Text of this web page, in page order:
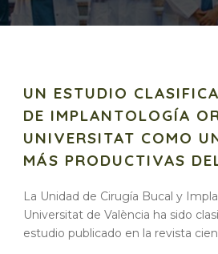
UN ESTUDIO
DE IMPLANTOLOGÍA
UNIVERSITAT COMO
MÁS PRODUCTIVAS
La Unidad de Cirugía Bucal y
Universitat de València ha sido
estudio publicado en la revista